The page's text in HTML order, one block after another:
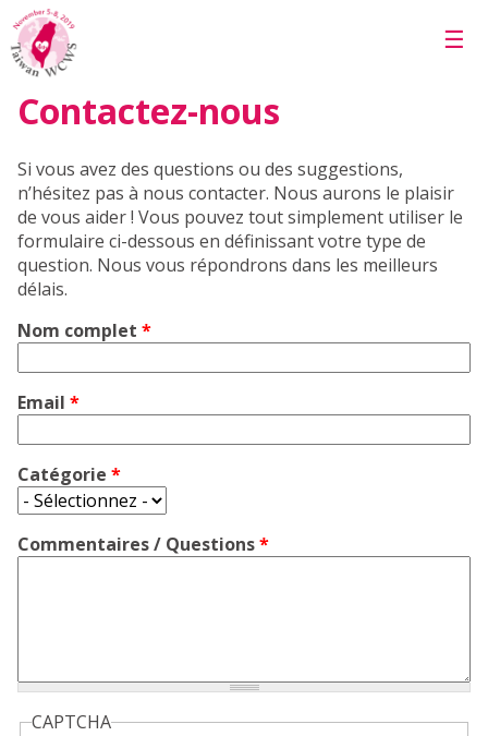
Skip to main content
☰
Contactez-nous
Si vous avez des questions ou des suggestions,
n’hésitez pas à nous contacter. Nous aurons le plaisir
de vous aider ! Vous pouvez tout simplement utiliser le
formulaire ci-dessous en définissant votre type de
question. Nous vous répondrons dans les meilleurs
délais.
Nom complet *
Email *
Catégorie *
Commentaires / Questions*
CAPTCHA